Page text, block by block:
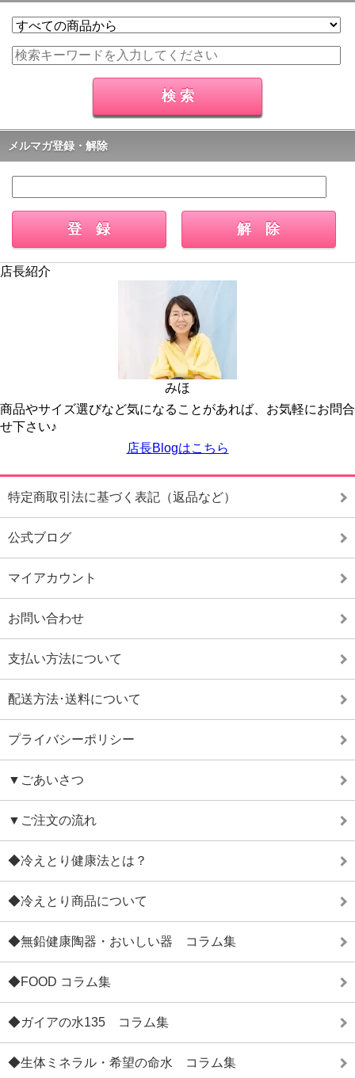
メルマガ登録・解除
店長紹介
みほ
商品やサイズ選びなど気になることがあれば、お気軽にお問合
せ下さい♪
店長Blogはこちら
特定商取引法に基づく表記（返品など）
公式ブログ
マイアカウント
お問い合わせ
支払い方法について
配送方法･送料について
プライバシーポリシー
▼ごあいさつ
▼ご注文の流れ
◆冷えとり健康法とは？
◆冷えとり商品について
◆無鉛健康陶器・おいしい器 コラム集
◆FOOD コラム集
◆ガイアの水135 コラム集
◆生体ミネラル・希望の命水 コラム集